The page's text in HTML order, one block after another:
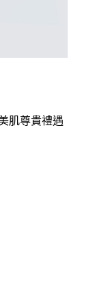
肌尊貴禮遇